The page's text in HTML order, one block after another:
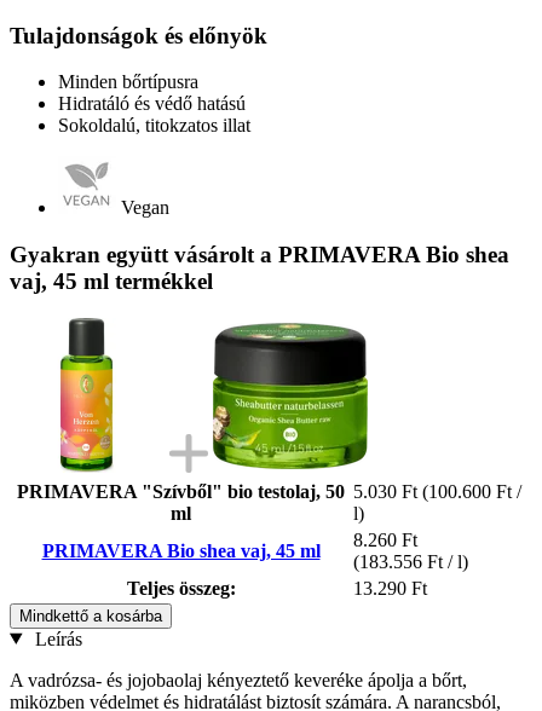
Tulajdonságok és előnyök
Minden bőrtípusra
Hidratáló és védő hatású
Sokoldalú, titokzatos illat
Vegan
Gyakran együtt vásárolt a PRIMAVERA Bio shea
vaj, 45 ml termékkel
PRIMAVERA "Szívből" bio testolaj, 50
ml
5.030 Ft (100.600 Ft /
l)
PRIMAVERA Bio shea vaj, 45 ml
8.260 Ft
(183.556 Ft / l)
Teljes összeg:
13.290 Ft
Mindkettő a kosárba
Leírás
A vadrózsa- és jojobaolaj kényeztető keveréke ápolja a bőrt,
miközben védelmet és hidratálást biztosít számára. A narancsból,